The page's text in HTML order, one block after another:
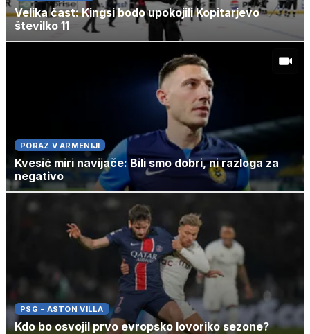
Velika čast: Kingsi bodo upokojili Kopitarjevo
številko 11
PORAZ V ARMENIJI
Kvesić miri navijače: Bili smo dobri, ni razloga za
negativo
PSG - ASTON VILLA
Kdo bo osvojil prvo evropsko lovoriko sezone?